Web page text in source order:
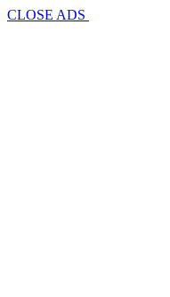
CLOSE ADS